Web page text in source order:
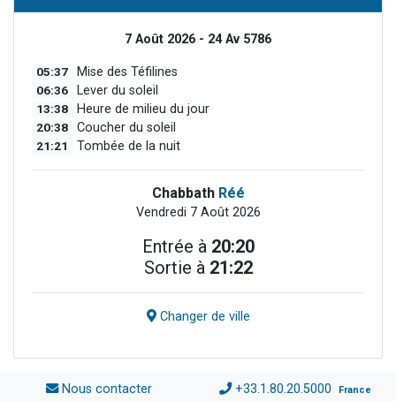
7 Août 2026 - 24 Av 5786
05:37 Mise des Téfilines
06:36 Lever du soleil
13:38 Heure de milieu du jour
20:38 Coucher du soleil
21:21 Tombée de la nuit
Chabbath Réé
Vendredi 7 Août 2026
Entrée à 20:20
Sortie à 21:22
Changer de ville
Nous contacter +33.1.80.20.5000 France